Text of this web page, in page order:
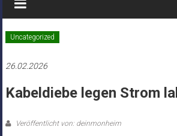
Uncategorized
26.02.2026
Kabeldiebe legen Strom
Veröffentlicht von: deinmonheim